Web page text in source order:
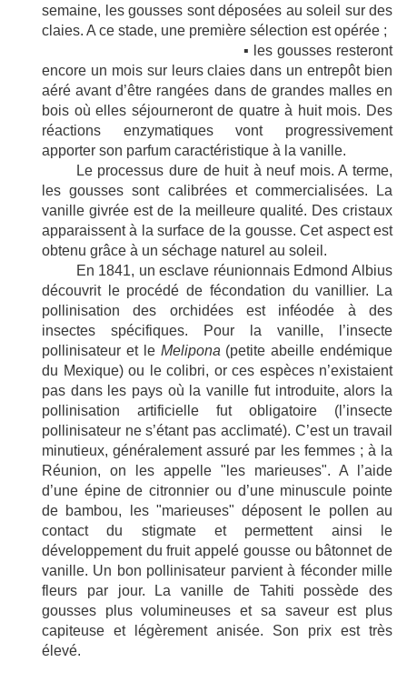
semaine, les gousses sont déposées au soleil sur des
claies. A ce stade, une première sélection est opérée ;
▪ les gousses resteront
encore un mois sur leurs claies dans un entrepôt bien
aéré avant d’être rangées dans de grandes malles en
bois où elles séjourneront de quatre à huit mois. Des
réactions enzymatiques vont progressivement
apporter son parfum caractéristique à la vanille.
Le processus dure de huit à neuf mois. A terme,
les gousses sont calibrées et commercialisées. La
vanille givrée est de la meilleure qualité. Des cristaux
apparaissent à la surface de la gousse. Cet aspect est
obtenu grâce à un séchage naturel au soleil.
En 1841, un esclave réunionnais Edmond Albius
découvrit le procédé de fécondation du vanillier. La
pollinisation des orchidées est inféodée à des
insectes spécifiques. Pour la vanille, l’insecte
pollinisateur et le Melipona (petite abeille endémique
du Mexique) ou le colibri, or ces espèces n’existaient
pas dans les pays où la vanille fut introduite, alors la
pollinisation artificielle fut obligatoire (l’insecte
pollinisateur ne s’étant pas acclimaté). C’est un travail
minutieux, généralement assuré par les femmes ; à la
Réunion, on les appelle "les marieuses". A l’aide
d’une épine de citronnier ou d’une minuscule pointe
de bambou, les "marieuses" déposent le pollen au
contact du stigmate et permettent ainsi le
développement du fruit appelé gousse ou bâtonnet de
vanille. Un bon pollinisateur parvient à féconder mille
fleurs par jour. La vanille de Tahiti possède des
gousses plus volumineuses et sa saveur est plus
capiteuse et légèrement anisée. Son prix est très
élevé.